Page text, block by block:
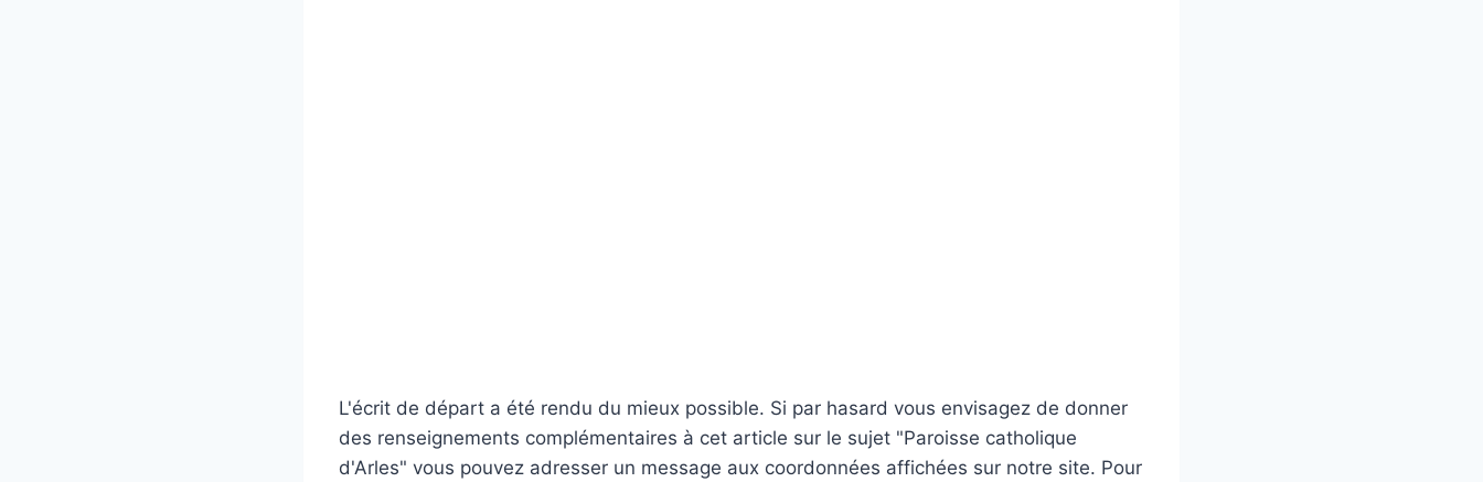
L'écrit de départ a été rendu du mieux possible. Si par hasard vous envisagez de donner
des renseignements complémentaires à cet article sur le sujet "Paroisse catholique
d'Arles" vous pouvez adresser un message aux coordonnées affichées sur notre site. Pour